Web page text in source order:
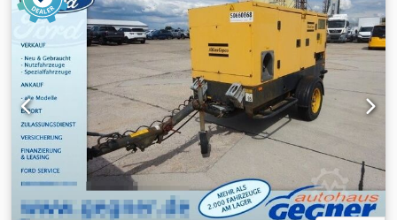
(μόνο 67 dB) συμμορφώνεται με τα πρότυπα CE έτος
κατασκευής 2025, ΚΑΙΝΟΥΡΓΙΟ